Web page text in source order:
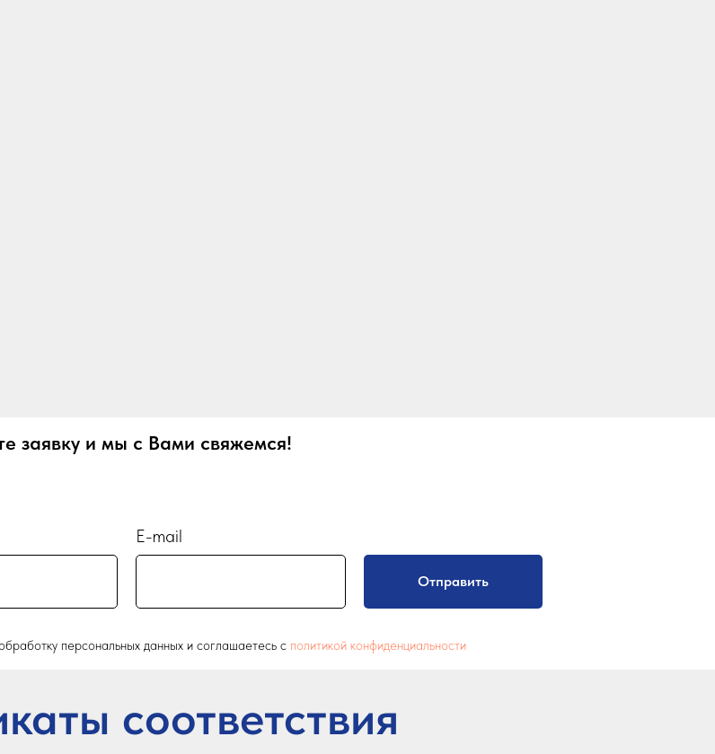
заявку и мы с Вами свяжемся!
E-mail
Отправить
персональных данных и соглашаетесь c политикой конфиденциальности
соответствия